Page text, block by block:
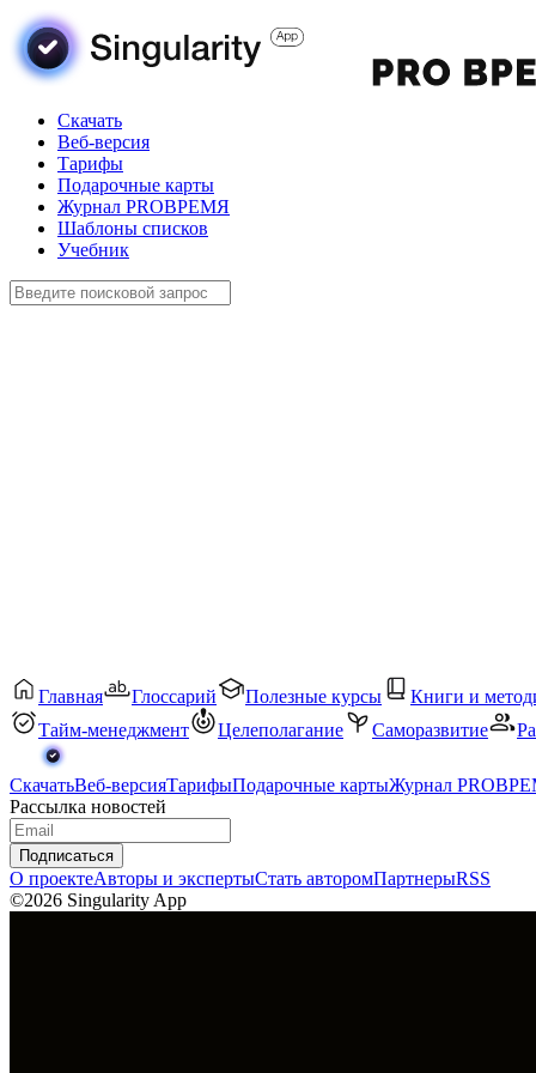
Скачать
Веб-версия
Тарифы
Подарочные карты
Журнал PROВРЕМЯ
Шаблоны списков
Учебник
Главная Глоссарий Полезные курсы Книги и
Тайм-менеджмент
Целеполагание Саморазвитие
СкачатьВеб-версияТарифыПодарочные картыЖурнал
Рассылка новостей
Подписаться
О проектеАвторы и экспертыСтать авторомПартнерыRSS
©2026 Singularity App